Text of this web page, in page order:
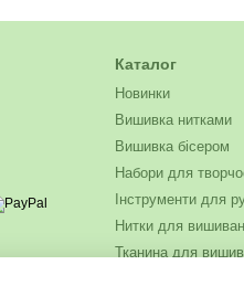
Каталог
Новинки
Вишивка нитками
Вишивка бісером
Набори для
Інструменти для
Нитки для
Тканина для